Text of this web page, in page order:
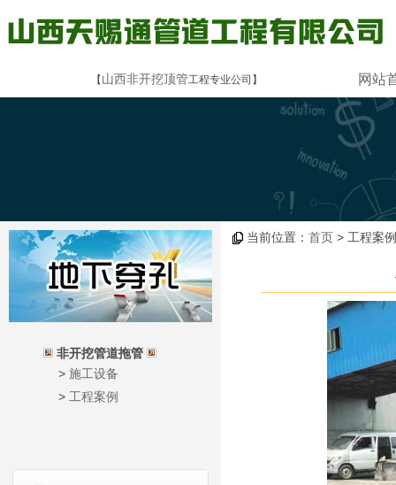
【 山西非开挖顶管工程专业公司】 网站
非开挖管道拖管
>施工设备
> 工程案例
当前位置： 首页 > 工程案